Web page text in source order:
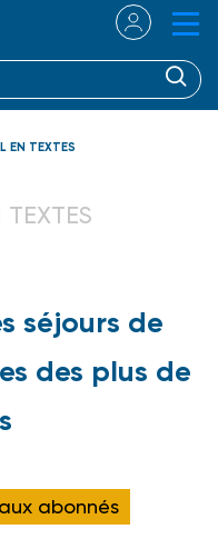
EN TEXTES
séjours de
des plus de
abonnés